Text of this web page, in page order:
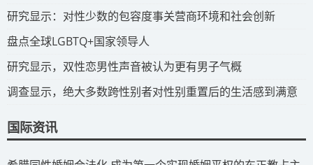
​研究显示：对性少数的包容度事关营商环境和社会创新
​盘点全球LGBTQ+国家领导人
研究显示，双性恋男性声音被认为更有男子气概
调查显示，绝大多数跨性别者对性别重置后的生活感到满意
国际资讯